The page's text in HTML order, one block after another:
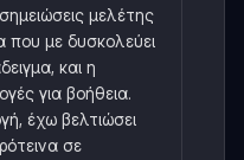
μελέτης
που με δυσκολεύει
και η
για βοήθεια.
έχω βελτιώσει
σε